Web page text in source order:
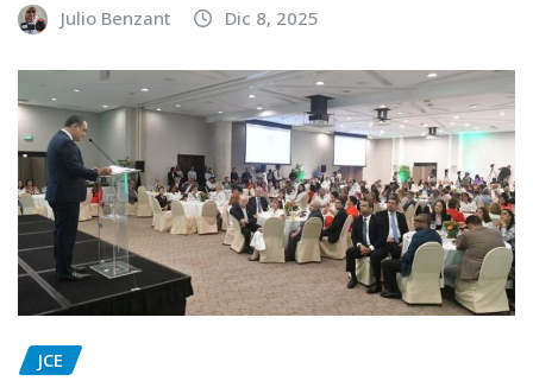
Julio Benzant Dic 8, 2025
JCE